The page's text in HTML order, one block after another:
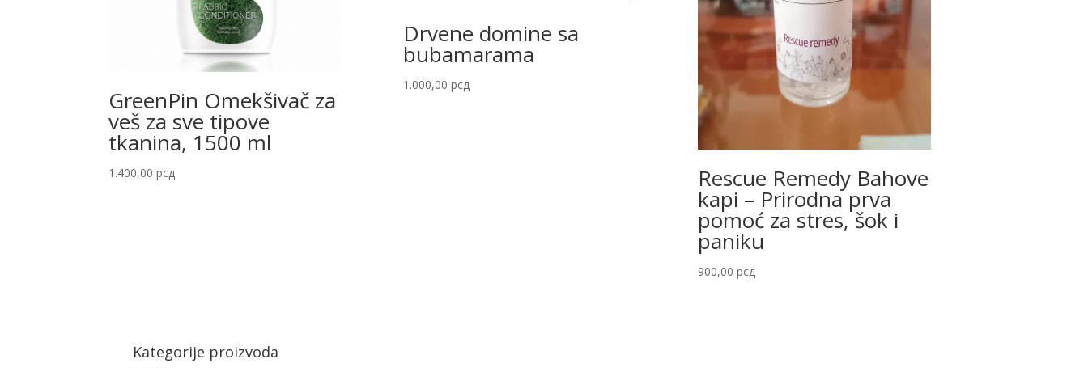
GreenPin Omekšivač za
veš za sve tipove
tkanina, 1500 ml
1.400,00рсд
Drvene domine sa
bubamarama
1.000,00рсд
Rescue Remedy Bahove
kapi – Prirodna prva
pomoć za stres, šok i
paniku
900,00рсд
Kategorije proizvoda